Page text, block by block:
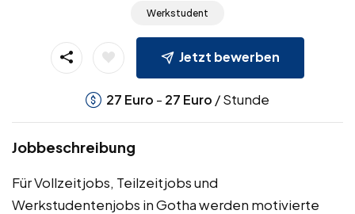
Werkstudent
Jetzt bewerben
27 Euro - 27 Euro / Stunde
Jobbeschreibung
Für Vollzeitjobs, Teilzeitjobs und
Werkstudentenjobs in Gotha werden motivierte